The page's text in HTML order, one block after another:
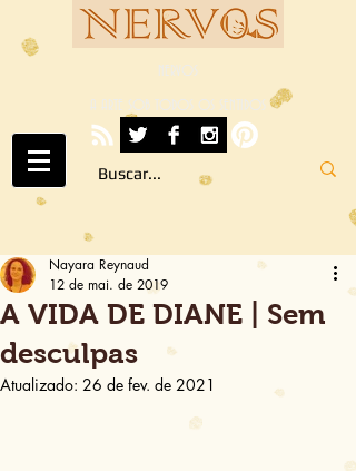
NERVOS
A ARTE SOB TODOS OS SENTIDOS
A VIDA DE DIANE | Sem
desculpas
Nayara Reynaud
12 de mai. de 2019
Atualizado: 26 de fev. de 2021